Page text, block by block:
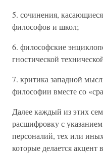
5. сочинения,
философов и школ;
6. философские
гностической
7. критика западной
философии вместе со
Далее каждый из этих
расшифровку с
персоналий, тех или
которые делается